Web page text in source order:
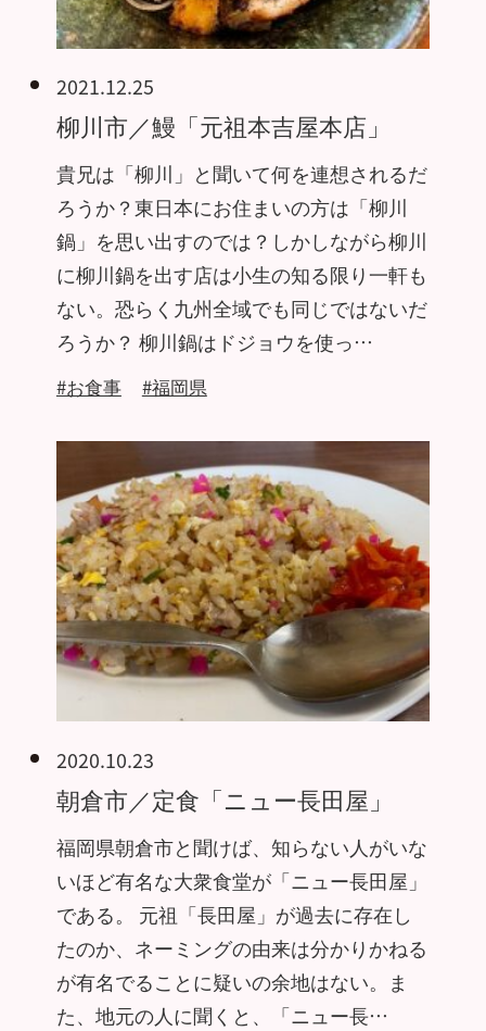
2021.12.25
柳川市／鰻「元祖本吉屋本店」
貴兄は「柳川」と聞いて何を連想されるだ
ろうか？東日本にお住まいの方は「柳川
鍋」を思い出すのでは？しかしながら柳川
に柳川鍋を出す店は小生の知る限り一軒も
ない。恐らく九州全域でも同じではないだ
ろうか？ 柳川鍋はドジョウを使っ…
#お食事 #福岡県
2020.10.23
朝倉市／定食「ニュー長田屋」
福岡県朝倉市と聞けば、知らない人がいな
いほど有名な大衆食堂が「ニュー長田屋」
である。 元祖「長田屋」が過去に存在し
たのか、ネーミングの由来は分かりかねる
が有名でることに疑いの余地はない。ま
た、地元の人に聞くと、「ニュー長…